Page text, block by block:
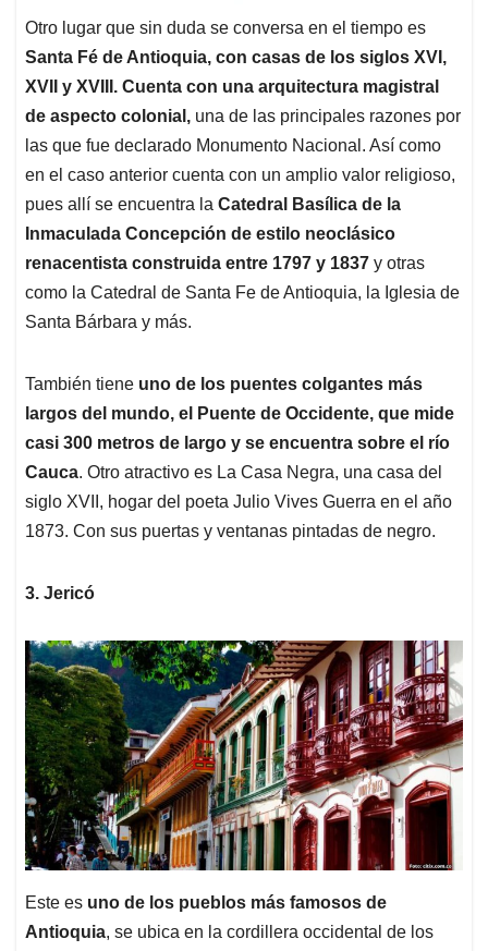
Otro lugar que sin duda se conversa en el tiempo es
Santa Fé de Antioquia, con casas de los siglos XVI,
XVII y XVIII. Cuenta con una arquitectura magistral
de aspecto colonial, una de las principales razones por
las que fue declarado Monumento Nacional. Así como
en el caso anterior cuenta con un amplio valor religioso,
pues allí se encuentra la Catedral Basílica de la
Inmaculada Concepción de estilo neoclásico
renacentista construida entre 1797 y 1837 y otras
como la Catedral de Santa Fe de Antioquia, la Iglesia de
Santa Bárbara y más.
También tiene uno de los puentes colgantes más
largos del mundo, el Puente de Occidente, que mide
casi 300 metros de largo y se encuentra sobre el río
Cauca. Otro atractivo es La Casa Negra, una casa del
siglo XVII, hogar del poeta Julio Vives Guerra en el año
1873. Con sus puertas y ventanas pintadas de negro.
3. Jericó
Este es uno de los pueblos más famosos de
Antioquia, se ubica en la cordillera occidental de los